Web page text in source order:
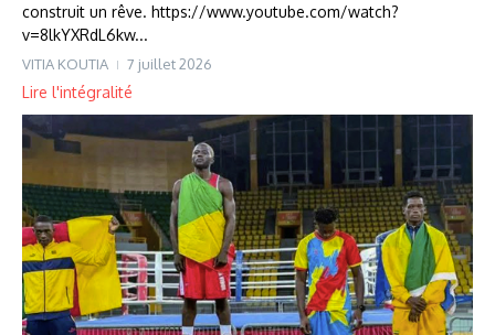
construit un rêve. https://www.youtube.com/watch?
v=8lkYXRdL6kw...
VITIA KOUTIA 7 juillet 2026
Lire l'intégralité